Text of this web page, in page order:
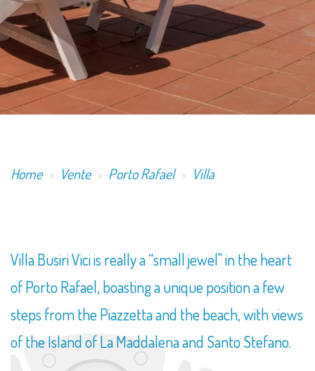
Home Vente Porto Rafael Villa
​Villa Busiri Vici is really a “small jewel" in the heart
of Porto Rafael, boasting a unique position a few
steps from the Piazzetta and the beach, with views
of the Island of La Maddalena and Santo Stefano.